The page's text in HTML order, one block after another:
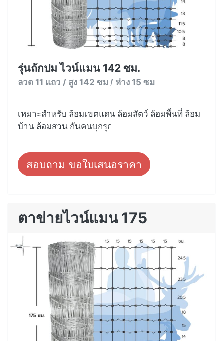
รุ่นถักปม ไวน์แมน 142 ซม.
ลวด 11 แถว / สูง 142 ซม / ห่าง 15 ซม
เหมาะสำหรับ ล้อมเขตแดน ล้อมสัตว์ ล้อมพื้นที่ ล้อม
บ้าน ล้อมสวน กันคนบุกรุก
สอบถาม ขอใบเสนอราคา
ตาข่ายไวน์แมน 175